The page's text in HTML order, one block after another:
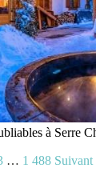
à Serre
… 1 488 Suivant